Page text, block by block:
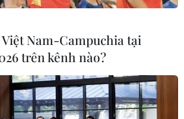
Nam-Campuchia tại
trên kênh nào?